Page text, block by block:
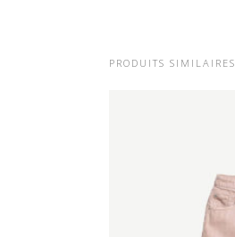
PRODUITS SIMILAIRES